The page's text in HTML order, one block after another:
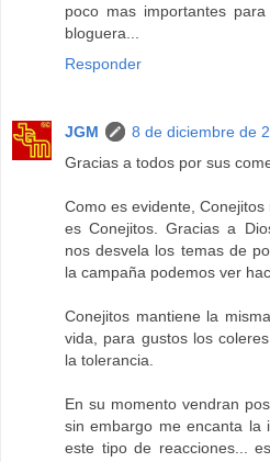
poco mas importantes
bloguera...
Responder
JGM
8 de diciembre de
Gracias a todos por sus
Como es evidente,
es Conejitos. Gracias a
nos desvela los temas de
la campaña podemos ver
Conejitos mantiene la
vida, para gustos los
la tolerancia.
En su momento vendran
sin embargo me encanta la
este tipo de reacciones...